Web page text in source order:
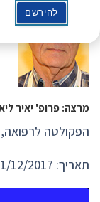
מרצה: פרופ' יאיר
הפקולטה לרפואה,
תאריך: 01/12/2017
להירשם